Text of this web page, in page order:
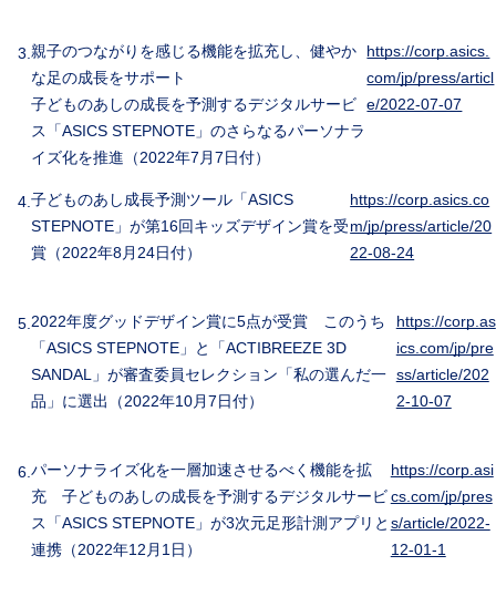
親子のつながりを感じる機能を拡充し、健やか
な足の成長をサポート
子どものあしの成長を予測するデジタルサービ
ス「ASICS STEPNOTE」のさらなるパーソナラ
イズ化を推進（2022年7月7日付）
https://corp.asics.
com/jp/press/articl
e/2022-07-07
子どものあし成長予測ツール「ASICS
STEPNOTE」が第16回キッズデザイン賞を受
賞（2022年8月24日付）
https://corp.asics.co
m/jp/press/article/20
22-08-24
2022年度グッドデザイン賞に5点が受賞 このうち
「ASICS STEPNOTE」と「ACTIBREEZE 3D
SANDAL」が審査委員セレクション「私の選んだ一
品」に選出（2022年10月7日付）
https://corp.as
ics.com/jp/pre
ss/article/202
2-10-07
パーソナライズ化を一層加速させるべく機能を拡
充 子どものあしの成長を予測するデジタルサービ
ス「ASICS STEPNOTE」が3次元足形計測アプリと
連携（2022年12月1日）
https://corp.asi
cs.com/jp/pres
s/article/2022-
12-01-1